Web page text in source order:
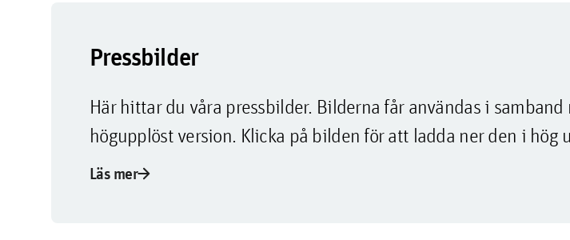
Pressbilder
Här hittar du våra pressbilder. Bilderna får användas i
högupplöst version. Klicka på bilden för att ladda ner den i hög
Läs merarrow_forward